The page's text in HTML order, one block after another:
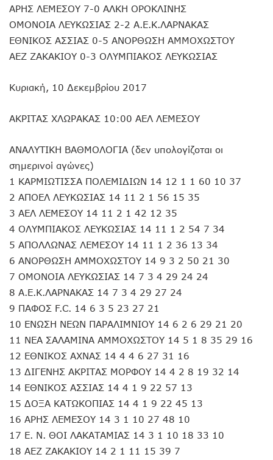
ΑΡΗΣ ΛΕΜΕΣΟΥ 7-0 ΑΛΚΗ ΟΡΟΚΛΙΝΗΣ
ΟΜΟΝΟΙΑ ΛΕΥΚΩΣΙΑΣ 2-2 Α.Ε.Κ.ΛΑΡΝΑΚΑΣ
ΕΘΝΙΚΟΣ ΑΣΣΙΑΣ 0-5 ΑΝΟΡΘΩΣΗ ΑΜΜΟΧΩΣΤΟΥ
ΑΕΖ ΖΑΚΑΚΙΟΥ 0-3 ΟΛΥΜΠΙΑΚΟΣ ΛΕΥΚΩΣΙΑΣ
Κυριακή, 10 Δεκεμβρίου 2017
ΑΚΡΙΤΑΣ ΧΛΩΡΑΚΑΣ 10:00 ΑΕΛ ΛΕΜΕΣΟΥ
ΑΝΑΛΥΤΙΚΗ ΒΑΘΜΟΛΟΓΙΑ (δεν υπολογίζοται οι
σημερινοί αγώνες)
1 ΚΑΡΜΙΩΤΙΣΣΑ ΠΟΛΕΜΙΔΙΩΝ 14 12 1 1 60 10 37
2 ΑΠΟΕΛ ΛΕΥΚΩΣΙΑΣ 14 11 2 1 56 15 35
3 ΑΕΛ ΛΕΜΕΣΟΥ 14 11 2 1 42 12 35
4 ΟΛΥΜΠΙΑΚΟΣ ΛΕΥΚΩΣΙΑΣ 14 11 1 2 54 7 34
5 ΑΠΟΛΛΩΝΑΣ ΛΕΜΕΣΟΥ 14 11 1 2 36 13 34
6 ΑΝΟΡΘΩΣΗ ΑΜΜΟΧΩΣΤΟΥ 14 9 3 2 50 21 30
7 ΟΜΟΝΟΙΑ ΛΕΥΚΩΣΙΑΣ 14 7 3 4 29 24 24
8 Α.Ε.Κ.ΛΑΡΝΑΚΑΣ 14 7 3 4 29 27 24
9 ΠΑΦΟΣ F.C. 14 6 3 5 23 27 21
10 ΕΝΩΣΗ ΝΕΩΝ ΠΑΡΑΛΙΜΝΙΟΥ 14 6 2 6 29 21 20
11 ΝΕΑ ΣΑΛΑΜΙΝΑ ΑΜΜΟΧΩΣΤΟΥ 14 5 1 8 35 29 16
12 ΕΘΝΙΚΟΣ ΑΧΝΑΣ 14 4 4 6 27 31 16
13 ΔΙΓΕΝΗΣ ΑΚΡΙΤΑΣ ΜΟΡΦΟΥ 14 4 2 8 19 32 14
14 ΕΘΝΙΚΟΣ ΑΣΣΙΑΣ 14 4 1 9 22 57 13
15 ΔΟΞΑ ΚΑΤΩΚΟΠΙΑΣ 14 4 1 9 22 45 13
16 ΑΡΗΣ ΛΕΜΕΣΟΥ 14 3 1 10 27 48 10
17 Ε. Ν. ΘΟΙ ΛΑΚΑΤΑΜΙΑΣ 14 3 1 10 18 33 10
18 ΑΕΖ ΖΑΚΑΚΙΟΥ 14 2 1 11 15 39 7